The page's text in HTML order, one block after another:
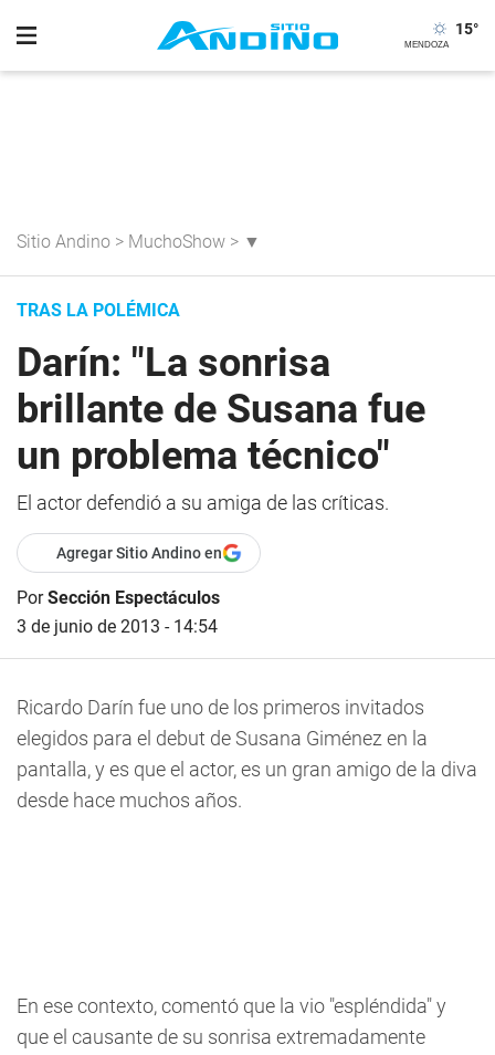
15°
Sitio Andino > MuchoShow > ▼
TRAS LA POLÉMICA
Darín: "La sonrisa
brillante de Susana fue
un problema técnico"
El actor defendió a su amiga de las críticas.
Agregar Sitio Andino en
PorSección Espectáculos
3 de junio de 2013 - 14:54
Ricardo Darín fue uno de los primeros invitados
elegidos para el debut de Susana Giménez en la
pantalla, y es que el actor, es un gran amigo de la diva
desde hace muchos años.
En ese contexto, comentó que la vio "espléndida" y
que el causante de su sonrisa extremadamente